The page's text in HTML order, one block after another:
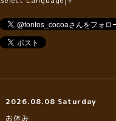
2026.08.08 Saturday
お休み